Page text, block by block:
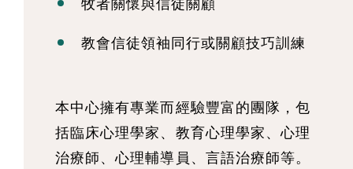
教會信徒領袖同行或關顧技巧訓練
本中心擁有專業而經驗豐富的團隊，包
括臨床心理學家、教育心理學家、心理
治療師、心理輔導員、言語治療師等。